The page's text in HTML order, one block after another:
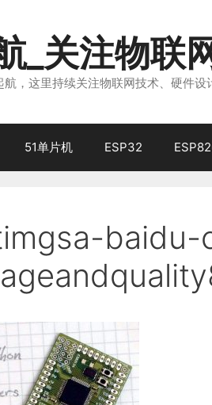
_关注物联
，这里持续关注物联网技术、硬件
51单片机 ESP32
baidu-